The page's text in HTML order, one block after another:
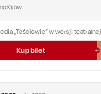
Kijów
„Teściowie” w wersji teatralnej
Kup bilet